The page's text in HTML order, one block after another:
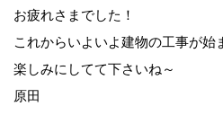
お疲れさまでした！
これからいよいよ建物の工事が始
楽しみにしてて下さいね～
原田